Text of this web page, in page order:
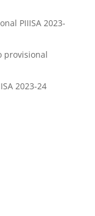
PIIISA 2023-
provisional
2023-24